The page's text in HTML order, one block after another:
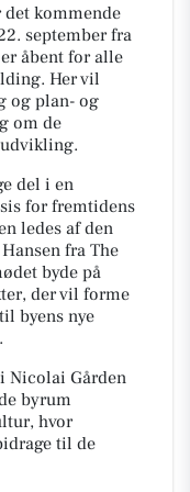
kommende
september fra
åbent for alle
Her vil
og plan- og
om de
del i en
for fremtidens
ledes af den
fra The
byde på
der vil forme
byens nye
Nicolai Gården
byrum
hvor
til de